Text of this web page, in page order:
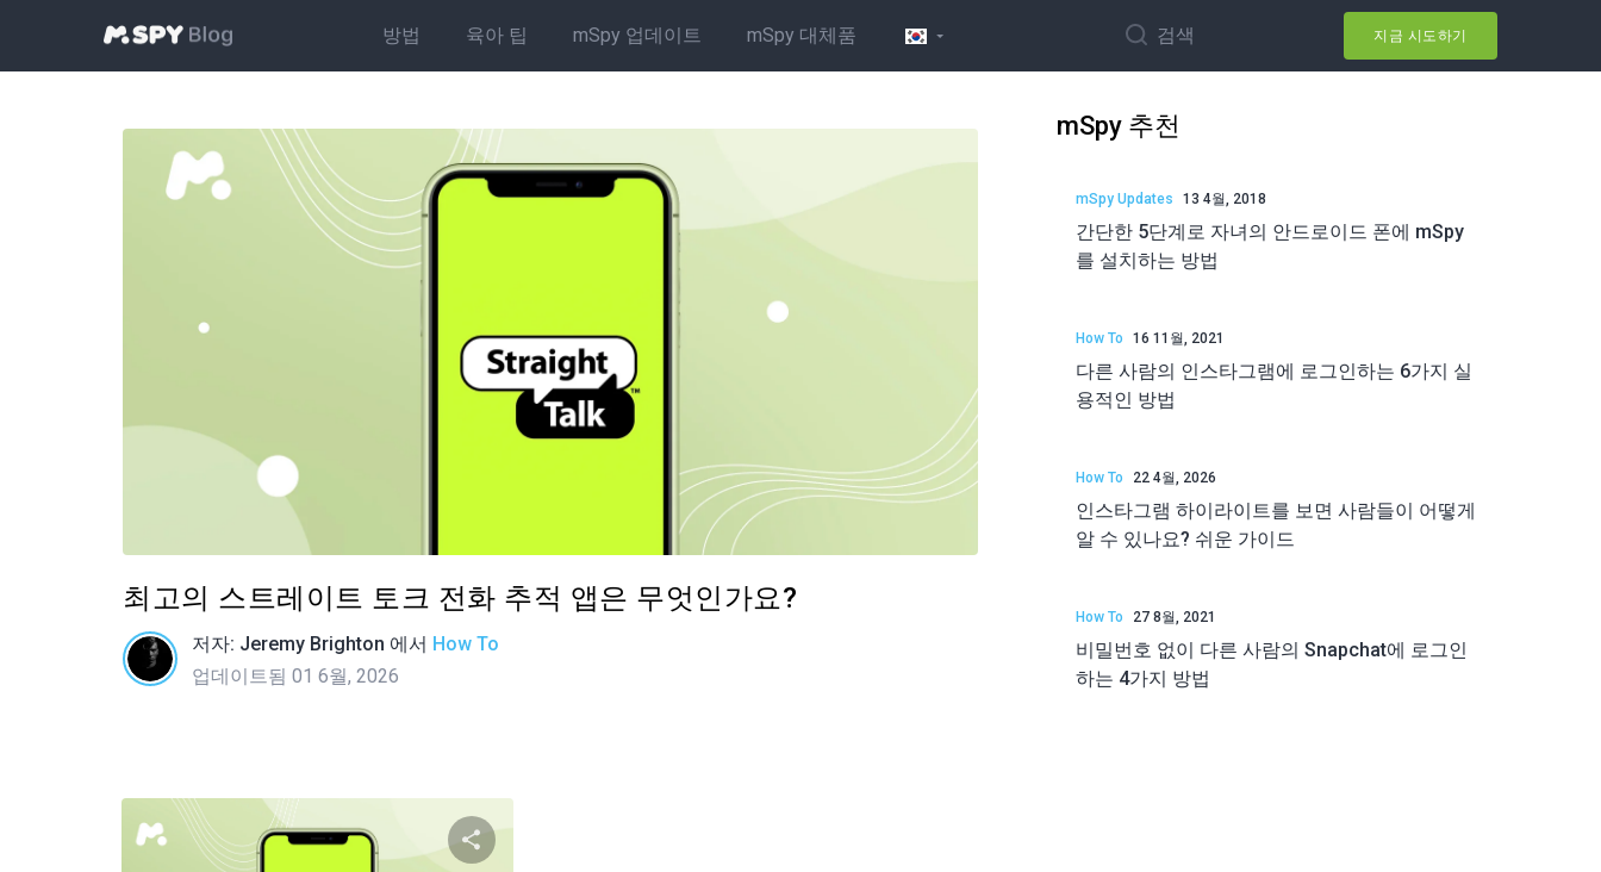
방법 육아 팁 mSpy 업데이트 mSpy 대체품 검색 지금 시도하기
최고의 스트레이트 토크 전화 추적 앱은 무엇인가요?
저자: Jeremy Brighton 에서 How To
업데이트됨 01 6월, 2026
mSpy 추천
mSpy Updates 13 4월, 2018
간단한 5단계로 자녀의 안드로이드 폰에 mSpy
를 설치하는 방법
How To 16 11월, 2021
다른 사람의 인스타그램에 로그인하는 6가지 실
용적인 방법
How To 22 4월, 2026
인스타그램 하이라이트를 보면 사람들이 어떻게
알 수 있나요? 쉬운 가이드
How To 27 8월, 2021
비밀번호 없이 다른 사람의 Snapchat에 로그인
하는 4가지 방법